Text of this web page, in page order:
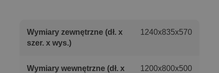
Wymiary zewnętrzne (dł. x
szer. x wys.)
1240x835x570
Wymiary wewnętrzne (dł. x
1200x800x500